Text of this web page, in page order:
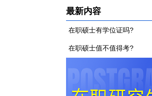
最新内容
在职硕士有学位证吗?
在职硕士值不值得考?